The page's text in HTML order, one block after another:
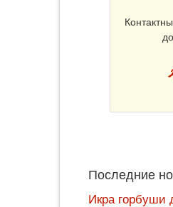
Последние
Икра горбуши